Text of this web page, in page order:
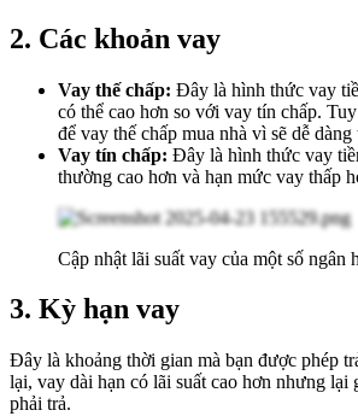
2. Các khoản vay
Vay thế chấp: Đây là hình thức vay
có thể cao hơn so với vay tín chấp.
để vay thế chấp mua nhà vì sẽ dễ
Vay tín chấp: Đây là hình thức vay
thường cao hơn và hạn mức vay thấp
Cập nhật lãi suất vay của một số
3. Kỳ hạn vay
Đây là khoảng thời gian mà bạn được phép
lại, vay dài hạn có lãi suất cao hơn nhưng
phải trả.